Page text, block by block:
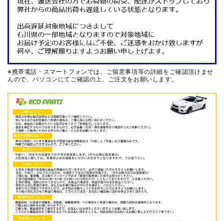
※携帯電話・スマートフォンでは、ご留意事項等の詳細をご確認頂けませ
んので、パソコンにてご確認の上、ご注文をお願いします。